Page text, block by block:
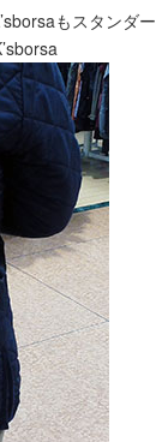
もスタンダー